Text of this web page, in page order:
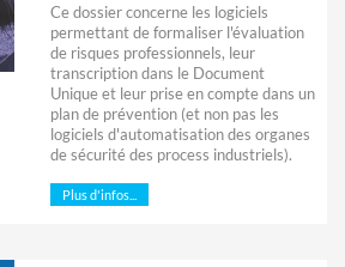
Ce dossier concerne les logiciels
permettant de formaliser l'évaluation
de risques professionnels, leur
transcription dans le Document
Unique et leur prise en compte dans un
plan de prévention (et non pas les
logiciels d'automatisation des organes
de sécurité des process industriels).
Plus d'infos...